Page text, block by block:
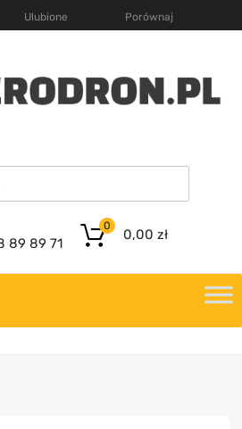
Ulubione Porównaj
89 89 71
0,00 zł
0